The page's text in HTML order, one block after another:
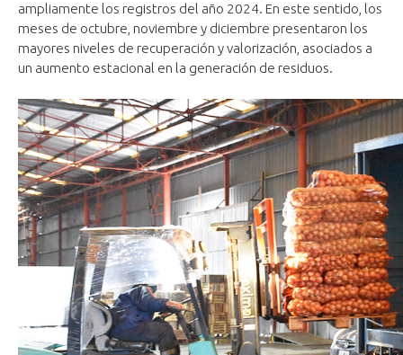
ampliamente los registros del año 2024. En este sentido, los
meses de octubre, noviembre y diciembre presentaron los
mayores niveles de recuperación y valorización, asociados a
un aumento estacional en la generación de residuos.